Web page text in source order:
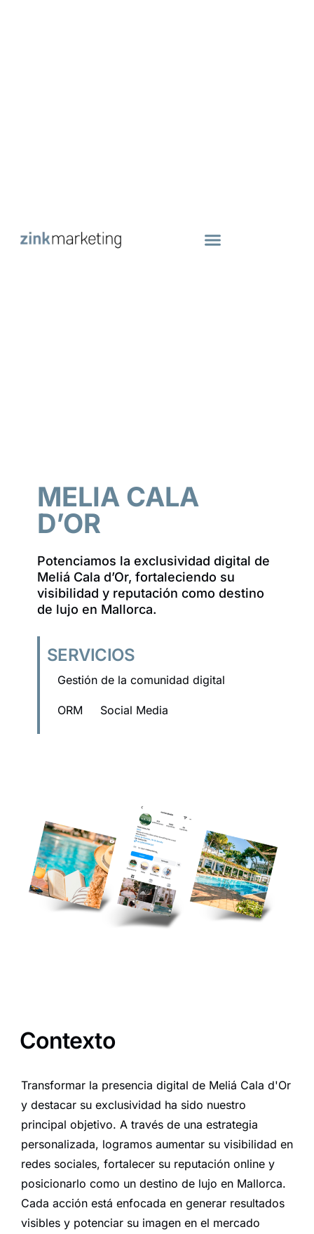
MELIA CALA
D’OR
Potenciamos la exclusividad digital de
Meliá Cala d’Or, fortaleciendo su
visibilidad y reputación como destino
de lujo en Mallorca.
SERVICIOS
Gestión de la comunidad digital
ORM Social Media
Contexto
Transformar la presencia digital de Meliá Cala d'Or
y destacar su exclusividad ha sido nuestro
principal objetivo. A través de una estrategia
personalizada, logramos aumentar su visibilidad en
redes sociales, fortalecer su reputación online y
posicionarlo como un destino de lujo en Mallorca.
Cada acción está enfocada en generar resultados
visibles y potenciar su imagen en el mercado